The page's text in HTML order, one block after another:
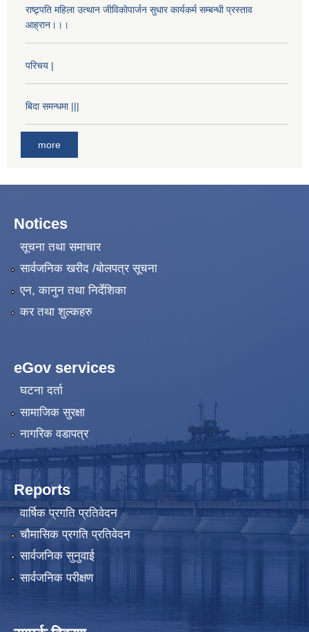
राष्ट्र्पति महिला उत्थान जीविकाेपार्जन सुधार कार्यकर्म सम्बन्धी प्रस्ताव
आह्रान।।।
परिचय |
बिदा समन्धमा |||
more
Notices
सूचना तथा समाचार
सार्वजनिक खरीद /बोलपत्र सूचना
एन, कानुन तथा निर्देशिका
कर तथा शुल्कहरु
eGov services
घटना दर्ता
सामाजिक सुरक्षा
नागरिक वडापत्र
Reports
वार्षिक प्रगति प्रतिवेदन
चौमासिक प्रगति प्रतिवेदन
सार्वजनिक सुनुवाई
सार्वजनिक परीक्षण